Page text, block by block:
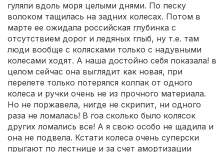
гуляли вдоль моря целыми днями. По песку
волоком тащилась на задних колесах. Потом в
марте ее ожидала российская глубинка с
отсутствием дорог и ледяных глыб, ну т.е. там
люди вообще с колясками только с надувными
колесами ходят. А наша достойно себя показала! в
целом сейчас она выглядит как новая, при
перелете только потерялся колпак от одного
колеса и ручки очень не из прочного материала.
Но не поржавела, нигде не скрипит, ни одного
раза не ломалась! В гоа сколько было колясок
других ломались все! А я свою особо не щадила и
она не подвела. Кстати колеса очень суперски
прыгают по лестнице и за счет амортизации